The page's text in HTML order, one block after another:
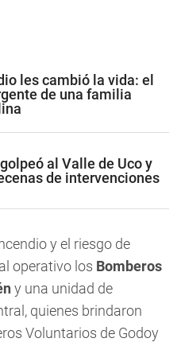
les cambió la vida: el
de una familia
al Valle de Uco y
de intervenciones
y el riesgo de
operativo los Bomberos
y una unidad de
quienes brindaron
Voluntarios de Godoy